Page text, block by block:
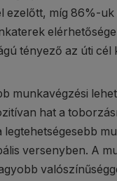
ezelőtt, míg 86%-uk
elérhetősége
tényező az úti cél
munkavégzési
hat a
legtehetségesebb
versenyben. A